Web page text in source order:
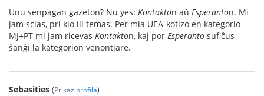
Unu senpagan gazeton? Nu yes: Kontakton aŭ Esperanton. Mi
jam scias, pri kio ili temas. Per mia UEA-kotizo en kategorio
MJ+PT mi jam ricevas Kontakton, kaj por Esperanto sufiĉus
ŝanĝi la kategorion venontjare.
Sebasities (Prikaz profila)